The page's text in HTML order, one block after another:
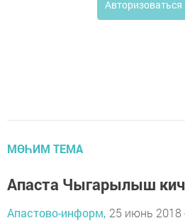
Авторизоваться
МӨҺИМ ТЕМА
Апаста Чыгарылыш
Апастово-информ, 25 июнь 2018